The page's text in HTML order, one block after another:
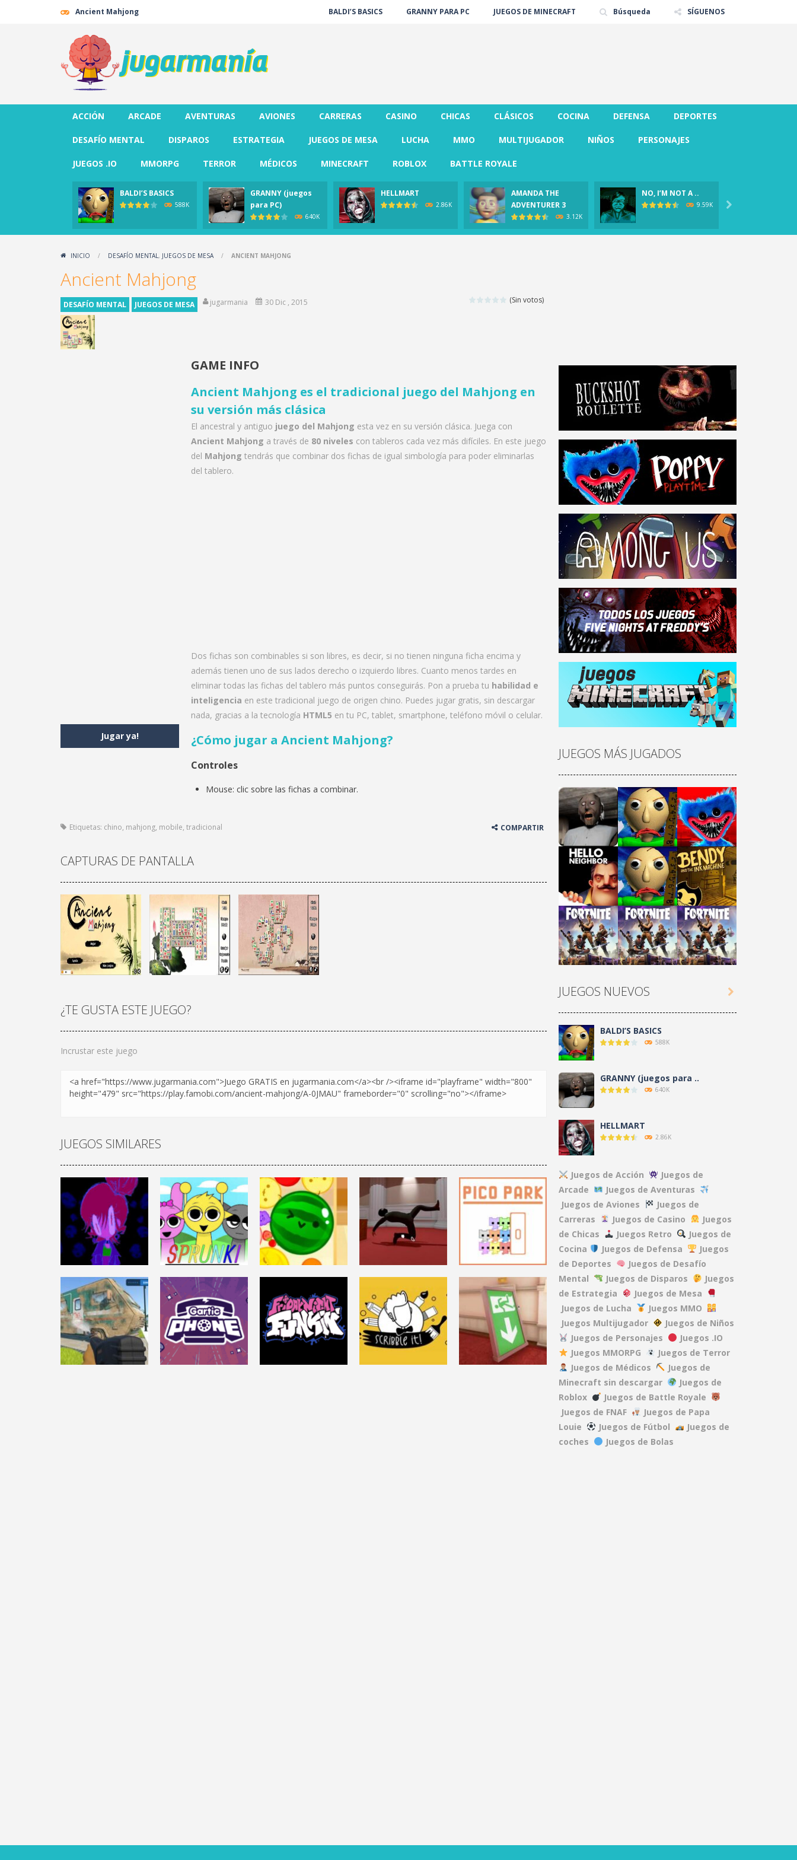
Ancient Mahjong BALDI’S BASICS GRANNY PARA PC JUEGOS DE MINECRAFT Búsqueda SÍGUENOS
ACCIÓN ARCADE AVENTURAS AVIONES CARRERAS CASINO CHICAS CLÁSICOS COCINA DEFENSA DEPORTES
DESAFÍO MENTAL DISPAROS ESTRATEGIA JUEGOS DE MESA LUCHA MMO MULTIJUGADOR NIÑOS PERSONAJES
JUEGOS .IO MMORPG TERROR MÉDICOS MINECRAFT ROBLOX BATTLE ROYALE
BALDI’S BASICS
588K
GRANNY (juegos
para PC)
640K
HELLMART
2.86K
AMANDA THE
ADVENTURER 3
3.12K
NO, I’M NOT A ..
9.59K 
INICIO / DESAFÍO MENTAL, JUEGOS DE MESA / ANCIENT MAHJONG
Ancient Mahjong
(Sin votos)
DESAFÍO MENTAL JUEGOS DE MESA jugarmania 30 Dic , 2015
Jugar ya!
GAME INFO
Ancient Mahjong es el tradicional juego del Mahjong en
su versión más clásica
El ancestral y antiguo juego del Mahjong esta vez en su versión clásica. Juega con
Ancient Mahjong a través de 80 niveles con tableros cada vez más difíciles. En este juego
del Mahjong tendrás que combinar dos fichas de igual simbología para poder eliminarlas
del tablero.
Dos fichas son combinables si son libres, es decir, si no tienen ninguna ficha encima y
además tienen uno de sus lados derecho o izquierdo libres. Cuanto menos tardes en
eliminar todas las fichas del tablero más puntos conseguirás. Pon a prueba tu habilidad e
inteligencia en este tradicional juego de origen chino. Puedes jugar gratis, sin descargar
nada, gracias a la tecnología HTML5 en tu PC, tablet, smartphone, teléfono móvil o celular.
¿Cómo jugar a Ancient Mahjong?
Controles
Mouse: clic sobre las fichas a combinar.
Etiquetas: chino, mahjong, mobile, tradicional COMPARTIR
CAPTURAS DE PANTALLA
¡JUGAR
Zoom
¿TE GUSTA ESTE JUEGO?
Incrustar este juego
JUEGOS SIMILARES
DESAFÍO MENTAL
MINDWAVE
7.06K
DESAFÍO MENTAL
INCREDIBOX
SPRUNKI
12.4K
DESAFÍO MENTAL
SUIKA GAME
22.3K
DESAFÍO MENTAL
THE
PROFESSIONAL
16.2K
DESAFÍO MENTAL
PICO PARK
163K
JUEGOS MÁS JUGADOS
Play Play Play
Play Play Play
Play Play Play
JUEGOS NUEVOS
BALDI’S BASICS
588K
GRANNY (juegos para ..
640K
HELLMART
2.86K
AMANDA THE ..
NO, I’M NOT A ..
9.59K
CLOVERPIT (Juego ..
8.62K
FNAF: Secret of the ..
13.1K
DEAD RAILS
27.5K
REPO
40.1K

Juegos de Acción
Juegos de
Arcade
Juegos de Aventuras
Juegos de Aviones
Juegos de
Carreras
Juegos de Casino
Juegos
de Chicas
Juegos Retro
Juegos de
Cocina
Juegos de Defensa
Juegos
de Deportes
Juegos de Desafío
Mental
Juegos de Disparos
Juegos
de Estrategia
Juegos de Mesa
Juegos de Lucha
Juegos MMO
Juegos Multijugador
Juegos de Niños
Juegos de Personajes
Juegos .IO
Juegos MMORPG
Juegos de Terror
Juegos de Médicos
Juegos de
Minecraft sin descargar
Juegos de
Roblox
Juegos de Battle Royale
Juegos de FNAF
Juegos de Papa
Louie
Juegos de Fútbol
Juegos de
coches
Juegos de Bolas